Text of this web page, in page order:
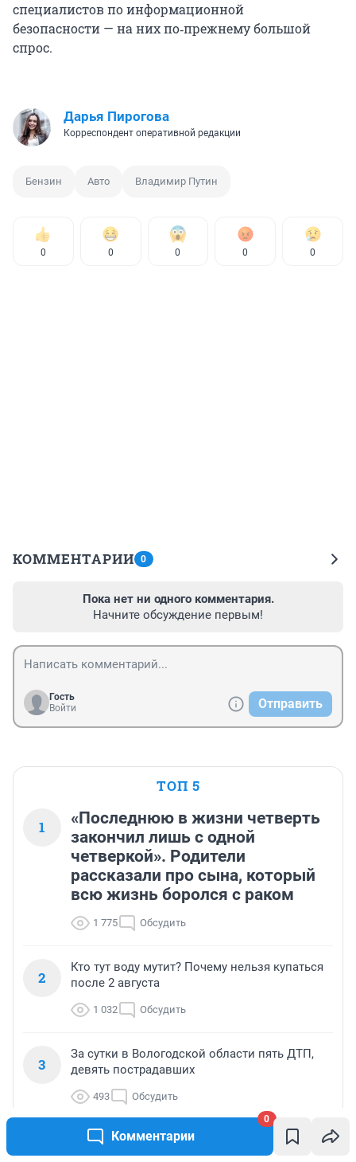
Комментарии
0
специалистов по информационной
безопасности — на них по‑прежнему большой
спрос.
Дарья Пирогова
Корреспондент оперативной редакции
Бензин Авто Владимир Путин
0 0 0 0 0
КОММЕНТАРИИ 0
Пока нет ни одного комментария.
Начните обсуждение первым!
Гость
Войти
Отправить
ТОП 5
1
«Последнюю в жизни четверть
закончил лишь с одной
четверкой». Родители
рассказали про сына, который
всю жизнь боролся с раком
1 775 Обсудить
2
Кто тут воду мутит? Почему нельзя купаться
после 2 августа
1 032 Обсудить
3
За сутки в Вологодской области пять ДТП,
девять пострадавших
493 Обсудить
4
«Живи свою жизнь и не трогай меня»:
Бородина жестко осадила Боню из‑за шутки